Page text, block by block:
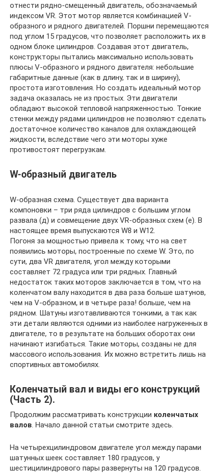
отнести рядно-смещенный двигатель, обозначаемый
индексом VR. Этот мотор является комбинацией V-
образного и рядного двигателей. Поршни перемещаются
под углом 15 градусов, что позволяет расположить их в
одном блоке цилиндров. Создавая этот двигатель,
конструкторы пытались максимально использовать
плюсы V-образного и рядного двигателя: небольшие
габаритные данные (как в длину, так и в ширину),
простота изготовления. Но создать идеальный мотор
задача оказалась не из простых. Эти двигатели
обладают высокой тепловой напряженностью. Тонкие
стенки между рядами цилиндров не позволяют сделать
достаточное количество каналов для охлаждающей
жидкости, вследствие чего эти моторы хуже
противостоят перегрузкам.
W-образный двигатель
W-образная схема. Существует два варианта
компоновки – три ряда цилиндров с большим углом
развала (д) и совмещение двух VR-образных схем (е). В
настоящее время выпускаются W8 и W12.
Погоня за мощностью привела к тому, что на свет
появились моторы, построенные по схеме W. Это, по
сути, два VR двигателя, угол между которыми
составляет 72 градуса или три рядных. Главный
недостаток таких моторов заключается в том, что на
коленчатом валу находится в два раза больше шатунов,
чем на V-образном, и в четыре раза! больше, чем на
рядном. Шатуны изготавливаются тонкими, а так как
эти детали являются одними из наиболее нагруженных в
двигателе, то в результате на больших оборотах они
начинают изгибаться. Такие моторы, созданы не для
массового использования. Их можно встретить лишь на
спортивных автомобилях.
Коленчатый вал и виды его конструкций
(Часть 2).
Продолжим рассматривать конструкции коленчатых
валов . Начало данной статьи смотрите здесь.
На четырехцилиндровом двигателе угол между парами
шатунных шеек составляет 180 градусов, у
шестицилиндрового пары развернуты на 120 градусов.